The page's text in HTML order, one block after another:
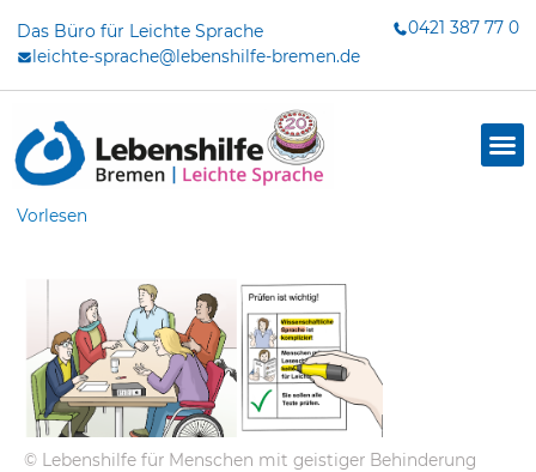
Inhalt
Das Büro für Leichte Sprache
0421 387 77 0
leichte-sprache@lebenshilfe-bremen.de
Vorlesen
© Lebenshilfe für Menschen mit geistiger Behinderung